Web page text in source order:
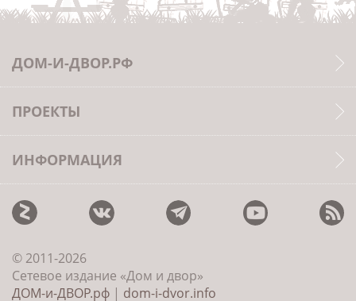
ДОМ-И-ДВОР.РФ
ПРОЕКТЫ
ИНФОРМАЦИЯ
© 2011-2026
Сетевое издание «Дом и двор»
ДОМ-и-ДВОР.рф | dom-i-dvor.info